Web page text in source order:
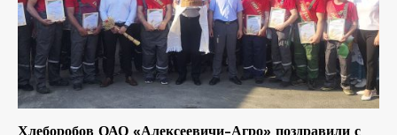
Хлеборобов ОАО «Алексеевичи-Агро» поздравили с